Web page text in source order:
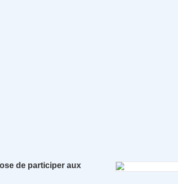
de participer aux